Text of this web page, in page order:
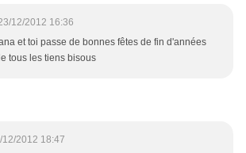
12/2012 16:36
et toi passe de bonnes fêtes de fin d'années
tous les tiens bisous
12/2012 18:47